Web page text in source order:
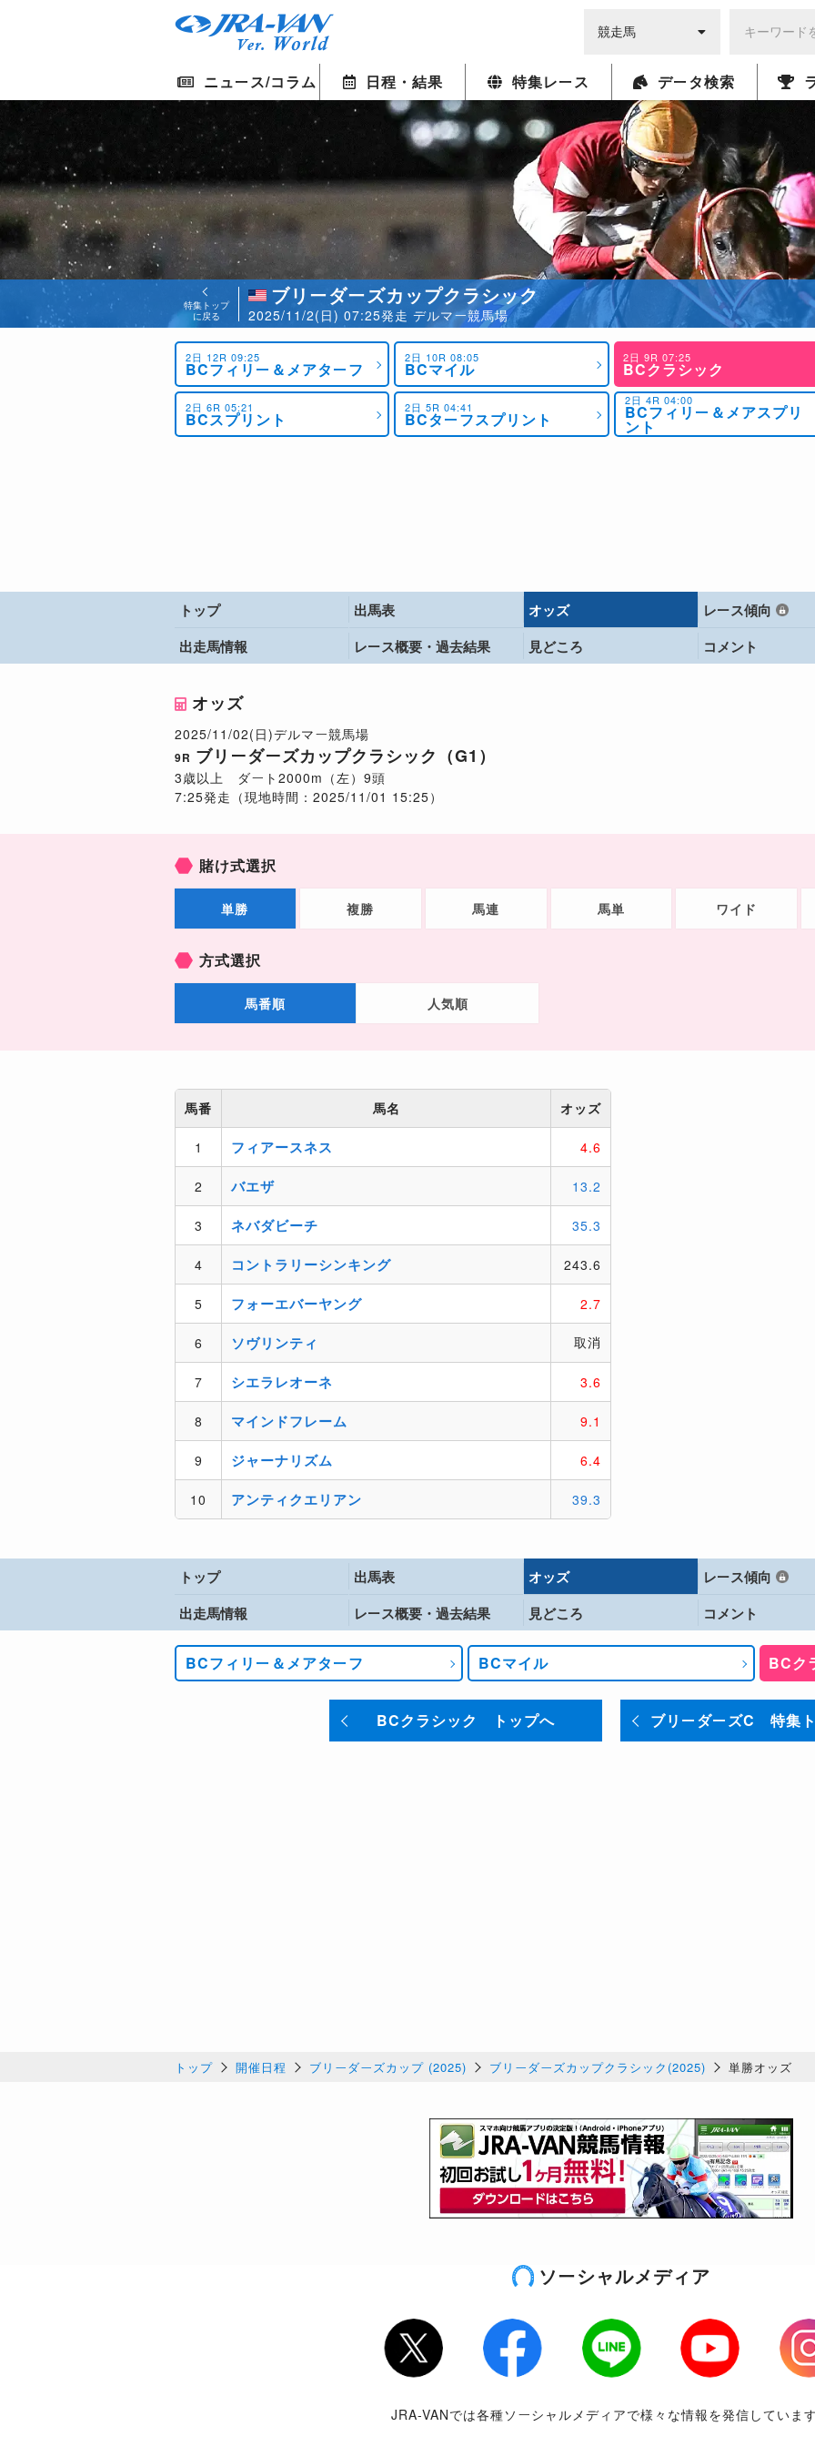
ニュース/コラム 日程・結果 特集レース データ検索
特集トップ
に戻る
ブリーダーズカップクラシック
2025/11/2(日) 07:25発走 デルマー競馬場
2日 12R 09:25
BCフィリー＆メアターフ
2日 10R 08:05
BCマイル
2日 9R 07:25
BCクラシック
2日 6R 05:21
BCスプリント
2日 5R 04:41
BCターフスプリント
2日 4R 04:00
BCフィリー＆メアスプリ
ント
トップ 出馬表 オッズ
レース傾向
出走馬情報
レース概要・ 過去結果 見どころ コメント
オッズ
2025/11/02(日)デルマー競馬場
9R ブリーダーズカップクラシック（G1）
3歳以上 ダート2000m（左）9頭
7:25発走（現地時間：2025/11/01 15:25）
賭け式選択
単勝 複勝 馬連 馬単 ワイド
方式選択
馬番順 人気順
トップ 出馬表 オッズ
レース傾向
出走馬情報
レース概要・ 過去結果 見どころ コメント
BCフィリー＆メアターフ BCマイル BCク
BCクラシック トップへ ブリーダーズC 特集
トップ 開催日程 ブリーダーズカップ (2025) ブリーダーズカップクラシック(2025) 単勝オッズ
ソーシャルメディア
Twitter LINE Youtube
JRA-VANでは各種ソーシャルメディアで様々な情報を発信していま